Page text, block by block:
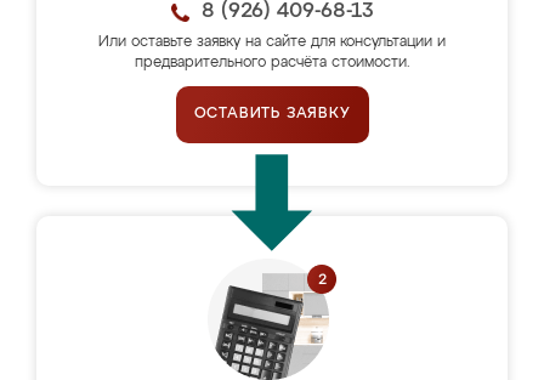
8 (926) 409-68-13
Или оставьте заявку на сайте для консультации и
предварительного расчёта стоимости.
ОСТАВИТЬ ЗАЯВКУ